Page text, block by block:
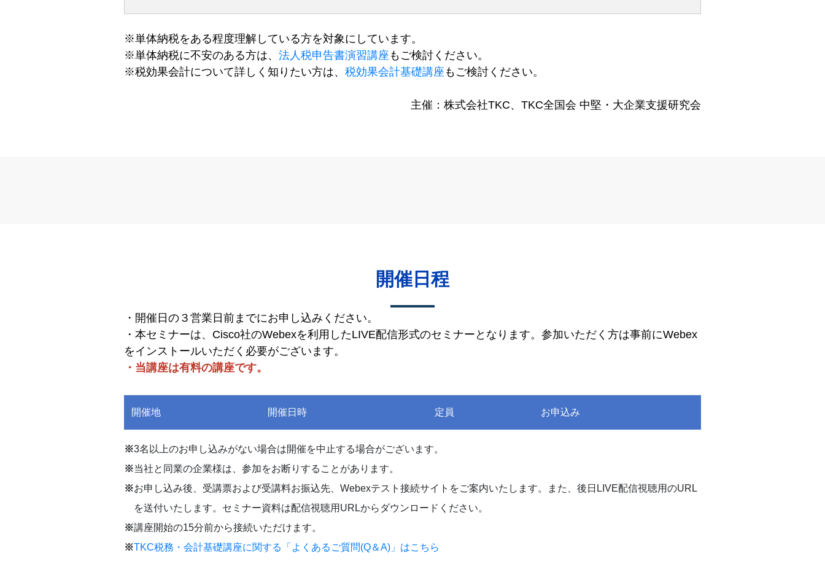
※単体納税をある程度理解している方を対象にしています。
※単体納税に不安のある方は、 法人税申告書演習講座 もご検討ください。
※税効果会計について詳しく知りたい方は、 税効果会計基礎講座 もご検討ください。
主催：株式会社TKC、TKC全国会 中堅・大企業支援研究会
開催日程
・開催日の３営業日前までにお申し込みください。
・本セミナーは、Cisco社のWebexを利用したLIVE配信形式のセミナーとなります。参加いただく方は事前にWebex
をインストールいただく必要がございます。
・当講座は有料の講座です。
開催地 開催日時 定員 お申込み
※3名以上のお申し込みがない場合は開催を中止する場合がございます。
※当社と同業の企業様は、参加をお断りすることがあります。
※お申し込み後、受講票および受講料お振込先、Webexテスト接続サイトをご案内いたします。また、後日LIVE配信視聴用のURL
を送付いたします。セミナー資料は配信視聴用URLからダウンロードください。
※講座開始の15分前から接続いただけます。
※TKC税務・会計基礎講座に関する「よくあるご質問(Q＆A)」はこちら